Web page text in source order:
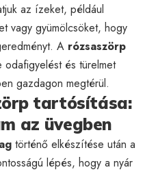
az ízeket, például
vagy gyümölcsöket, hogy
A rózsaszörp
odafigyelést és türelmet
gazdagon megtérül.
tartósítása:
az üvegben
történő elkészítése után a
lépés, hogy a nyár